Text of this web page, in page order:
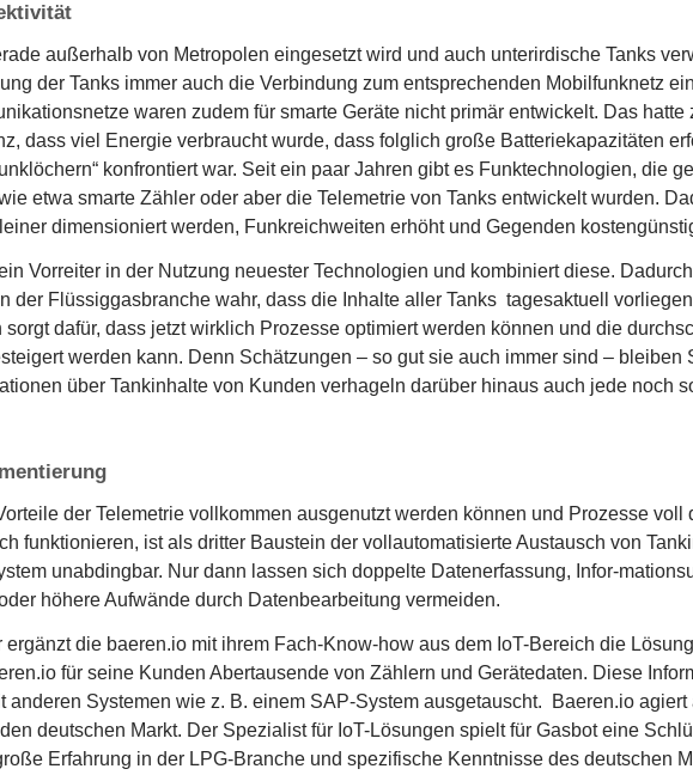
außerhalb von Metropolen eingesetzt wird und auch unterirdische Tanks
der Tanks immer auch die Verbindung zum entsprechenden Mobilfunknetz
waren zudem für smarte Geräte nicht primär entwickelt. Das
dass viel Energie verbraucht wurde, dass folglich große Batteriekapazitäten
konfrontiert war. Seit ein paar Jahren gibt es Funktechnologien, die
etwa smarte Zähler oder aber die Telemetrie von Tanks entwickelt wurden.
dimensioniert werden, Funkreichweiten erhöht und Gegenden
Vorreiter in der Nutzung neuester Technologien und kombiniert diese.
der Flüssiggasbranche wahr, dass die Inhalte aller Tanks tagesaktuell
sorgt dafür, dass jetzt wirklich Prozesse optimiert werden können und die
werden kann. Denn Schätzungen – so gut sie auch immer sind – bleiben
über Tankinhalte von Kunden verhageln darüber hinaus auch jede noch
der Telemetrie vollkommen ausgenutzt werden können und Prozesse voll
funktionieren, ist als dritter Baustein der vollautomatisierte Austausch von
unabdingbar. Nur dann lassen sich doppelte Datenerfassung, Infor-
höhere Aufwände durch Datenbearbeitung vermeiden.
ergänzt die baeren.io mit ihrem Fach-Know-how aus dem IoT-Bereich die
für seine Kunden Abertausende von Zählern und Gerätedaten. Diese
anderen Systemen wie z. B. einem SAP-System ausgetauscht. Baeren.io
deutschen Markt. Der Spezialist für IoT-Lösungen spielt für Gasbot eine
Erfahrung in der LPG-Branche und spezifische Kenntnisse des deutschen